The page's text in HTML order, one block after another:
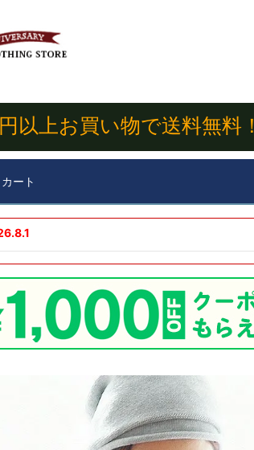
以上お買い物で送料無料！
カート